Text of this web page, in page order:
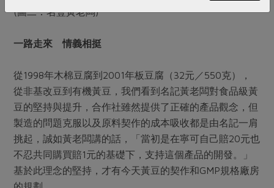
(圖二：名豐黃老闆)
一路走來 情義相挺
從1998年木棉豆腐到2001年板豆腐（32元／550克），
從非基改豆到有機黃豆，我們看到名記黃老闆對食品級黃
豆的堅持與提升，合作社雖然提供了正確的產品觀念，但
製造的問題克服以及原料契作的成本吸收都是由名記一肩
挑起，誠如黃老闆講的話，「當初是在寧可自己賠20元也
不忍共同購買賠1元的基礎下，支持這個產品的開發。」
基於此理念的堅持，才有今天黃豆的契作和GMP規格廠房